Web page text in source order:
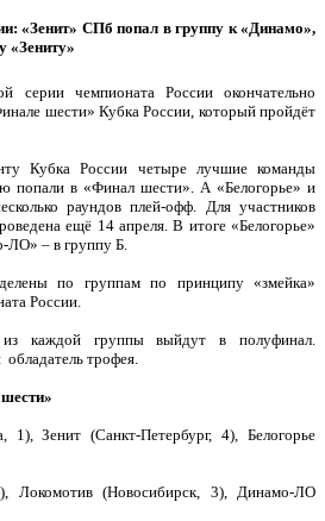
«Зенит» СПб попал в группу к «Динамо»,
«Зениту»
серии чемпионата России окончательно
шести» Кубка России, который пройдёт
Кубка России четыре лучшие команды
попали в «Финал шести». А «Белогорье» и
раундов плей-офф. Для участников
ещё 14 апреля. В итоге «Белогорье»
ЛО» – в группу Б.
по группам по принципу «змейка»
России.
каждой группы выйдут в полуфинал.
трофея.
1), Зенит (Санкт-Петербург, 4), Белогорье
Локомотив (Новосибирск, 3), Динамо-ЛО